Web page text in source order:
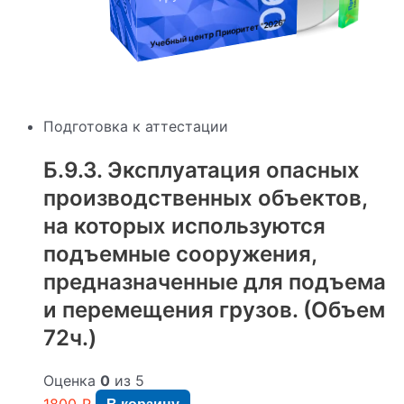
Учебный центр Приоритет"2026"
Подготовка к аттестации
Б.9.3. Эксплуатация опасных
производственных объектов,
на которых используются
подъемные сооружения,
предназначенные для подъема
и перемещения грузов. (Объем
72ч.)
Оценка 0 из 5